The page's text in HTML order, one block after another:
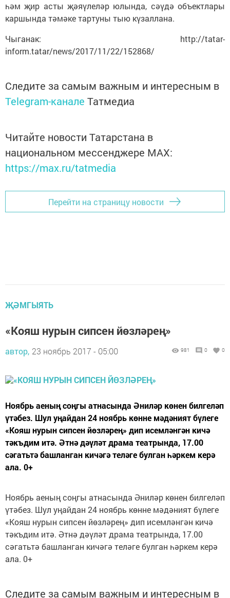
һәм җир асты җәяүлеләр юлында, сәүдә объектлары
каршында тәмәке тартуны тыю күзаллана.
Чыганак: http://tatar-
inform.tatar/news/2017/11/22/152868/
Следите за самым важным и интересным в
Telegram-канале Татмедиа
Читайте новости Татарстана в
национальном мессенджере MАХ:
https://max.ru/tatmedia
Перейти на страницу новости
ҖӘМГЫЯТЬ
«Кояш нурын сипсен йөзләрең»
автор, 23 ноябрь 2017 - 05:00 981 0 0
Ноябрь аеның соңгы атнасында Әниләр көнен билгеләп
үтәбез. Шул уңайдан 24 ноябрь көнне мәдәният бүлеге
«Кояш нурын сипсен йөзләрең» дип исемләнгән кичә
тәкъдим итә. Әтнә дәүләт драма театрында, 17.00
сәгатьтә башланган кичәгә теләге булган һәркем керә
ала. 0+
Ноябрь аеның соңгы атнасында Әниләр көнен билгеләп
үтәбез. Шул уңайдан 24 ноябрь көнне мәдәният бүлеге
«Кояш нурын сипсен йөзләрең» дип исемләнгән кичә
тәкъдим итә. Әтнә дәүләт драма театрында, 17.00
сәгатьтә башланган кичәгә теләге булган һәркем керә
ала. 0+
Следите за самым важным и интересным в